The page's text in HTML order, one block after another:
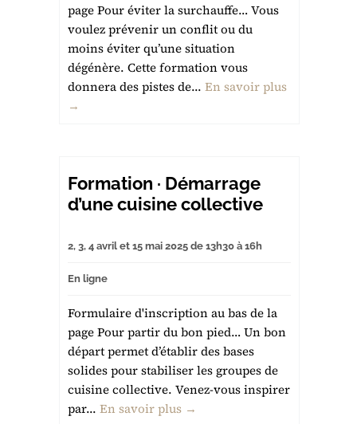
page Pour éviter la surchauffe… Vous
voulez prévenir un conflit ou du
moins éviter qu’une situation
dégénère. Cette formation vous
donnera des pistes de... En savoir plus
→
Formation · Démarrage
d’une cuisine collective
2, 3, 4 avril et 15 mai 2025 de 13h30 à 16h
En ligne
Formulaire d'inscription au bas de la
page Pour partir du bon pied… Un bon
départ permet d’établir des bases
solides pour stabiliser les groupes de
cuisine collective. Venez-vous inspirer
par... En savoir plus →